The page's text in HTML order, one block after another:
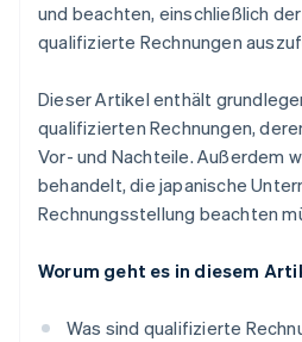
und beachten, einschließlich
qualifizierte Rechnungen
Dieser Artikel enthält
qualifizierten Rechnungen,
Vor- und Nachteile. Außerdem
behandelt, die japanische
Rechnungsstellung beachten
Worum geht es in diesem
Was sind qualifizierte